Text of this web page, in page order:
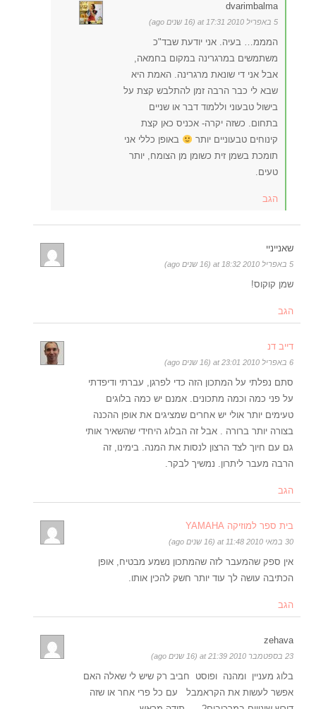
dvarimbalma
5 באפריל 2010 at 17:31 (16 שנים ago)
המממ… בעיה. אני יודעת שבד"כ
משתמשים במרגרינה במקום בחמאה,
אבל אני די שונאת מרגרינה. האמת היא
שבא לי כבר הרבה זמן להתלבש קצת על
בישול טבעוני וללמוד דבר או שניים
בתחום. כשזה יקרה- אכניס כאן קצת
קינוחים טבעוניים יותר
באופן כללי אני
תומכת בשמן זית כשומן מן הצומח, יותר
טעים.
הגב
שאנייניי
5 באפריל 2010 at 18:32 (16 שנים ago)
שמן קוקוס!
הגב
דייב דנ
6 באפריל 2010 at 23:01 (16 שנים ago)
סתם נפלתי על המתכון הזה כדי לפרגן, עברתי ודיפדתי
על פני כמה וכמה מתכונים. אמנם יש כמה בלוגים
טעימים יותר אולי יש אחרים שמציגים את אופן ההכנה
בצורה יותר ברורה . אבל זה הבלוג היחידי שהשאיר אותי
גם עם חיוך לצד הרצון לנסות את המנה. בימינו, זה
הרבה מעבר ליתרון. נמשיך לבקר.
הגב
בית ספר למוזיקה YAMAHA
30 במאי 2010 at 11:48 (16 שנים ago)
אין ספק שהמעבר לזה שהמתכון נשמע מבטיח, אופן
הכתיבה עושה לך עוד יותר חשק להכין אותו.
הגב
zehava
23 בספטמבר 2010 at 21:39 (16 שנים ago)
בלוג מעניין ומהנה ופוסט חביב רק שיש לי שאלה האם
אפשר לעשות את הקראמבל עם כל פרי אחר או שזה